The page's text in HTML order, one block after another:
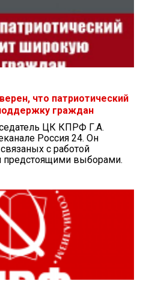
что патриотический
граждан
ЦК КПРФ Г.А.
Россия 24. Он
с работой
предстоящими выборами.